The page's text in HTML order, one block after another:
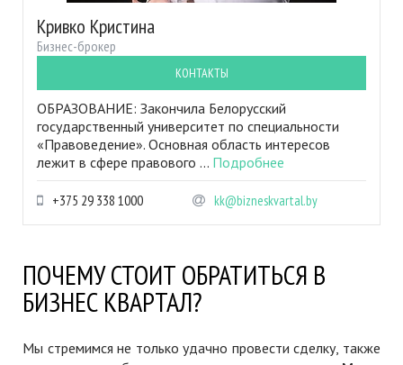
Кривко Кристина
Бизнес-брокер
КОНТАКТЫ
ОБРАЗОВАНИЕ: Закончила Белорусский
государственный университет по специальности
«Правоведение». Основная область интересов
лежит в сфере правового ... Подробнее
+375 29 338 1000 kk@bizneskvartal.by
ПОЧЕМУ СТОИТ ОБРАТИТЬСЯ В
БИЗНЕС КВАРТАЛ?
Мы стремимся не только удачно провести сделку, также